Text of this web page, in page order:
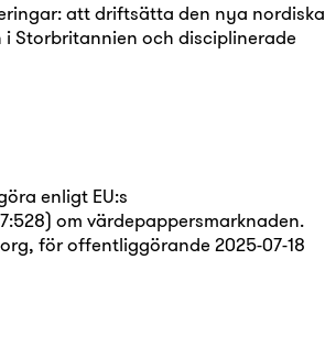
att driftsätta den nya nordiska
Storbritannien och disciplinerade
enligt EU:s
om värdepappersmarknaden.
för offentliggörande 2025-07-18